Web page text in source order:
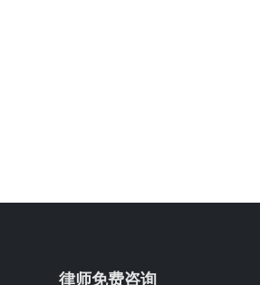
律师免费咨询